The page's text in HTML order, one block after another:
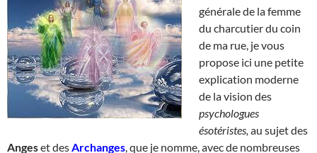
générale de la femme
du charcutier du coin
de ma rue, je vous
propose ici une petite
explication moderne
de la vision des
psychologues
ésotéristes, au sujet des
Angeset des Archanges , que je nomme, avec de nombreuses